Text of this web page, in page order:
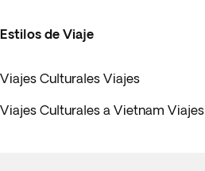
Estilos de Viaje
Viajes Culturales Viajes
Viajes Culturales a Vietnam Viajes